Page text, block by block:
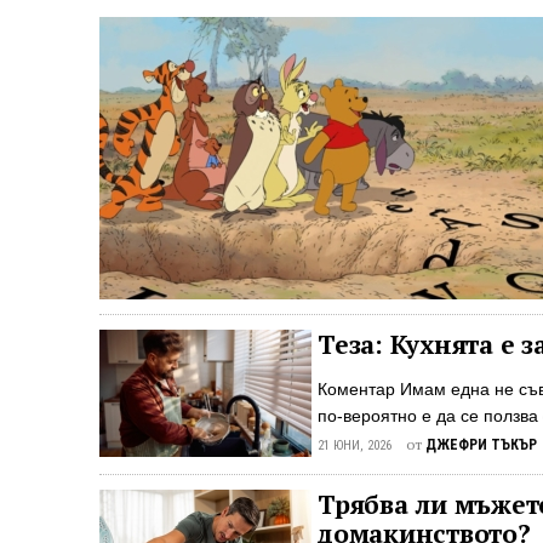
Теза: Кухнята е
Коментар Имам една не
по-вероятно е да се ползва
и по-луксозна е кухнята,
Споделете тази статия
21 ЮНИ, 2026 от ДЖЕФРИ ТЪКЪР
Трябва ли
домакинството?